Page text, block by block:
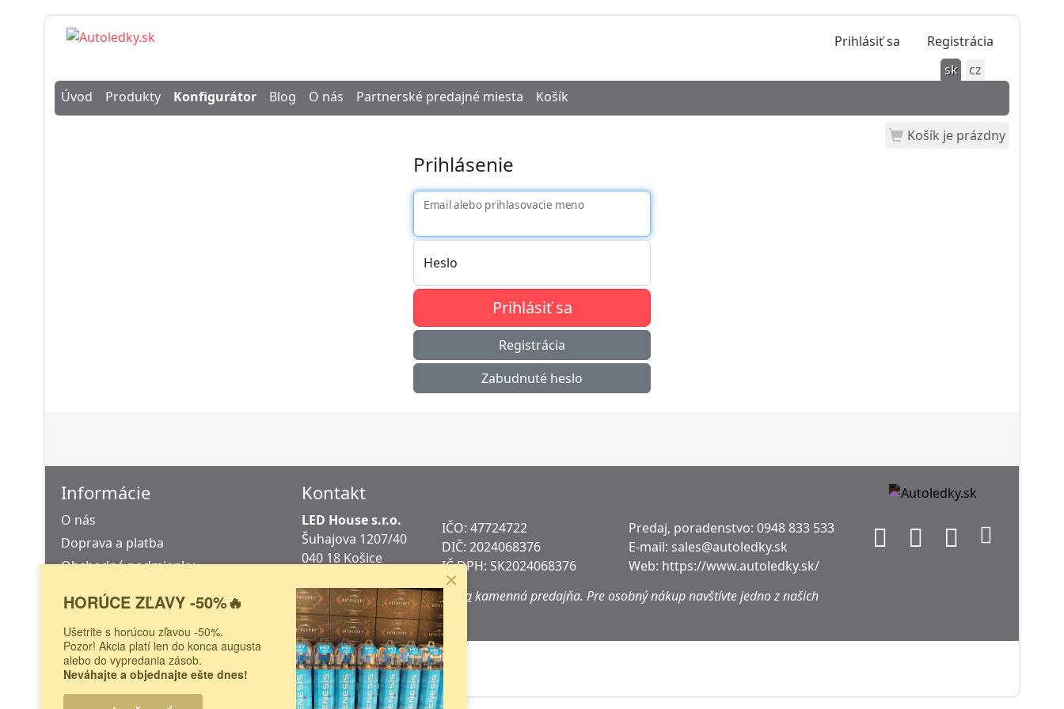
Prihlásiť sa
Registrácia
sk
cz
Úvod
Produkty Konfigurátor Blog O nás Partnerské predajné miesta Košík
Košík je prázdny
Prihlásenie
Email alebo prihlasovacie meno
Heslo
Prihlásiť sa
Registrácia
Zabudnuté heslo
Informácie
O nás
Doprava a platba
Obchodné podmienky
Reklamačný protokol
Kontakt
LED House s.r.o.
Šuhajova 1207/40
040 18 Košice
IČO: 47724722
DIČ: 2024068376
IČ DPH: SK2024068376
Predaj, poradenstvo: 0948 833 533
E-mail: sales@autoledky.sk
Web: https://www.autoledky.sk/
Na tejto adrese sanenachádzakamenná predajňa. Pre osobný nákup navštívte jedno z našich
predajných miest.
Copyright © autoledky.sk 2010-2026
HORÚCE ZĽAVY -50%🔥
Ušetrite s horúcou zľavou -50%.
Pozor! Akcia platí len do konca augusta
alebo do vypredania zásob.
Neváhajte a objednajte ešte dnes!